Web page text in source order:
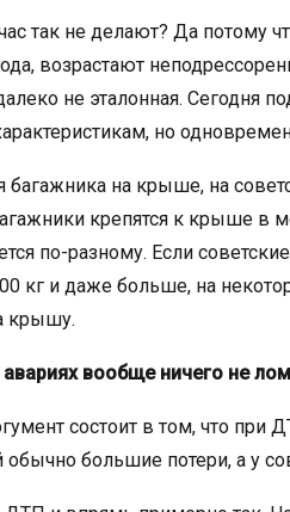
так не делают? Да потому
возрастают
не эталонная. Сегодня
но
багажника на крыше, на
крепятся к крыше в
по-разному. Если
кг и даже больше, на
крышу.
вообще ничего не
состоит в том, что при
обычно большие потери, а у